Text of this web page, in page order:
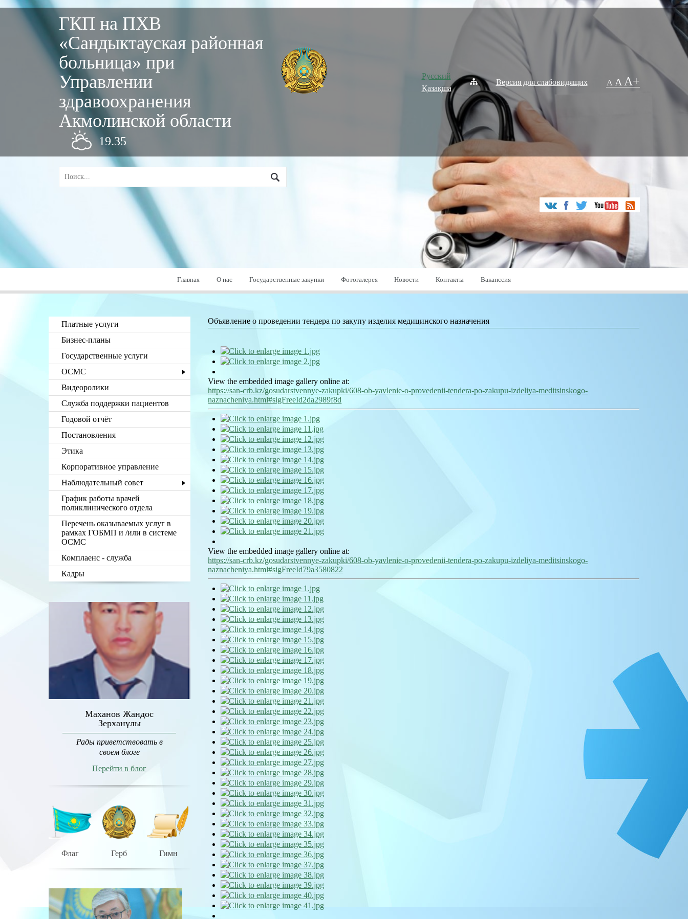
ГКП на ПХВ
«Сандыктауская районная
больница» при
Управлении
здравоохранения
Акмолинской области
19.35
Русский
Қазақша
Версия для слабовидящих A A A+
Главная О нас Государственные закупки Фотогалерея Новости Контакты Ваканссия
Платные услуги
Бизнес-планы
Государственные услуги
ОСМС
Видеоролики
Служба поддержки пациентов
Годовой отчёт
Постановления
Этика
Корпоративное управление
Наблюдательный совет
График работы врачей
поликлинического отдела
Перечень оказываемых услуг в
рамках ГОБМП и /или в системе
ОСМС
Комплаенс - служба
Кадры
Маханов Жандос
Зерханұлы
Рады приветствовать в
своем блоге
Перейти в блог
Флаг Герб Гимн
Объявление о проведении тендера по закупу изделия медицинского назначения
View the embedded image gallery online at:
https://san-crb.kz/gosudarstvennye-zakupki/608-ob-yavlenie-o-provedenii-tendera-po-zakupu-izdeliya-meditsinskogo-
naznacheniya.html#sigFreeId2da2989f8d
View the embedded image gallery online at:
https://san-crb.kz/gosudarstvennye-zakupki/608-ob-yavlenie-o-provedenii-tendera-po-zakupu-izdeliya-meditsinskogo-
naznacheniya.html#sigFreeId79a3580822